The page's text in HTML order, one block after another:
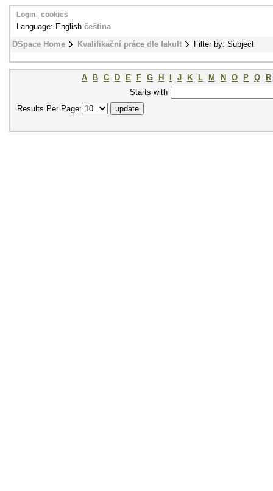
DSpace Home Kvalifikační práce dle fakult Filter by: Subject
Login cookies
Language: English čeština
A B C D E F G H J K L M N O P Q
R
Starts with
Results Per Page: